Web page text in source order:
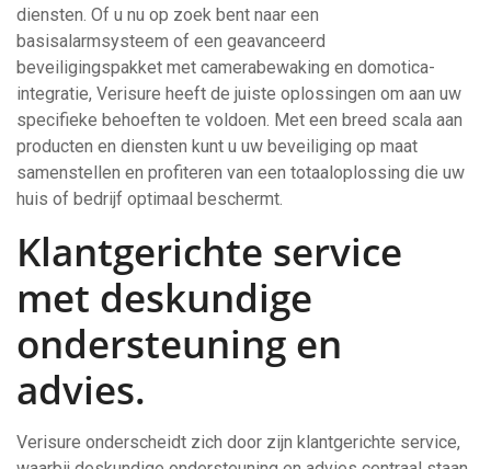
diensten. Of u nu op zoek bent naar een
basisalarmsysteem of een geavanceerd
beveiligingspakket met camerabewaking en domotica-
integratie, Verisure heeft de juiste oplossingen om aan uw
specifieke behoeften te voldoen. Met een breed scala aan
producten en diensten kunt u uw beveiliging op maat
samenstellen en profiteren van een totaaloplossing die uw
huis of bedrijf optimaal beschermt.
Klantgerichte service
met deskundige
ondersteuning en
advies.
Verisure onderscheidt zich door zijn klantgerichte service,